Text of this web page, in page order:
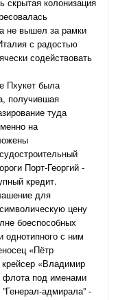
не вышел за рамки
с радостью
содействовать
Пхукет была
получившая
туда
на
Порт-Георгий -
кредит.
для
цену
боеспособных
однотипного с ним
«Пётр
«Владимир
флота под именами
адмирала” -